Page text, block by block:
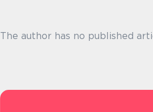
The author has no published